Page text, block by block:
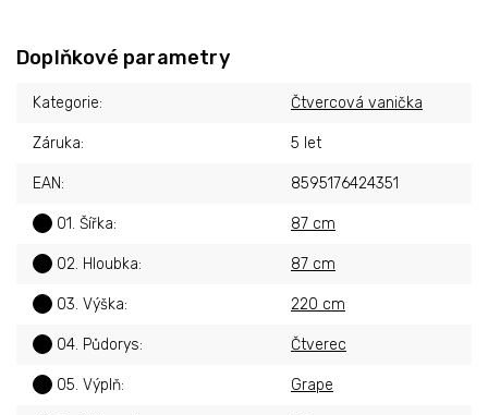
Doplňkové parametry
Kategorie: Čtvercová vanička
Záruka: 5 let
EAN: 8595176424351
01. Šířka: 87 cm
02. Hloubka: 87 cm
03. Výška: 220 cm
04. Půdorys: Čtverec
05. Výplň: Grape